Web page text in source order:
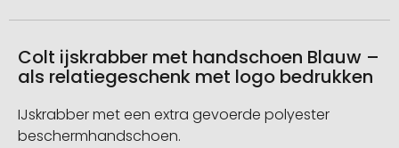
Colt ijskrabber met handschoen Blauw –
als relatiegeschenk met logo bedrukken
IJskrabber met een extra gevoerde polyester
beschermhandschoen.